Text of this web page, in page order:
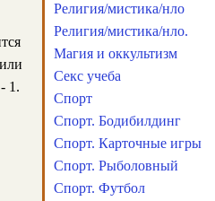
1.
Религия/мистика/нло
Религия/мистика/нло.
Магия и оккультизм
Секс учеба
Спорт
Спорт. Бодибилдинг
Спорт. Карточные игры
Спорт. Рыболовный
Спорт. Футбол